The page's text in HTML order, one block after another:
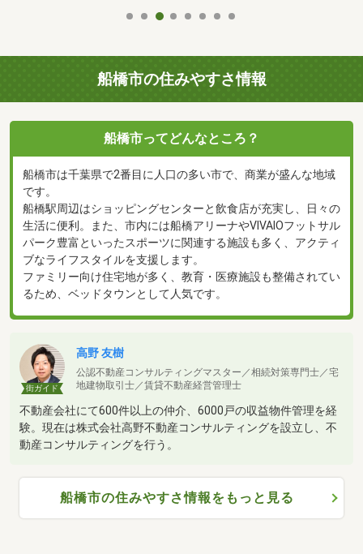
船橋市の住みやすさ情報
船橋市ってどんなところ？
船橋市は千葉県で2番目に人口の多い市で、商業が盛んな地域
です。
船橋駅周辺はショッピングセンターと飲食店が充実し、日々の
生活に便利。また、市内には船橋アリーナやVIVAIOフットサル
パーク豊富といったスポーツに関連する施設も多く、アクティ
ブなライフスタイルを支援します。
ファミリー向け住宅地が多く、教育・医療施設も整備されてい
るため、ベッドタウンとして人気です。
街ガイド
高野 友樹
公認不動産コンサルティングマスター／相続対策専門士／宅
地建物取引士／賃貸不動産経営管理士
不動産会社にて600件以上の仲介、6000戸の収益物件管理を経
験。現在は株式会社高野不動産コンサルティングを設立し、不
動産コンサルティングを行う。
船橋市の住みやすさ情報をもっと見る